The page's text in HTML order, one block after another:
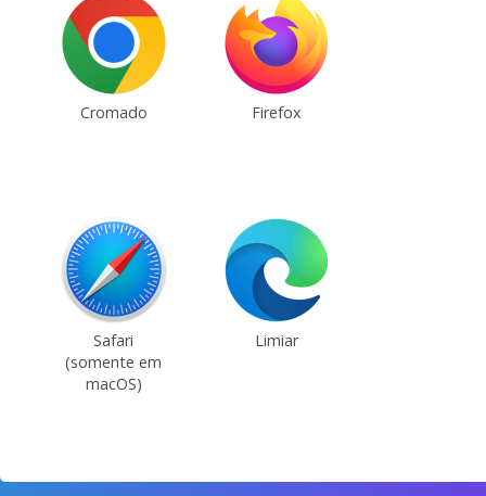
Cromado Firefox
Safari
(somente em
macOS)
Limiar